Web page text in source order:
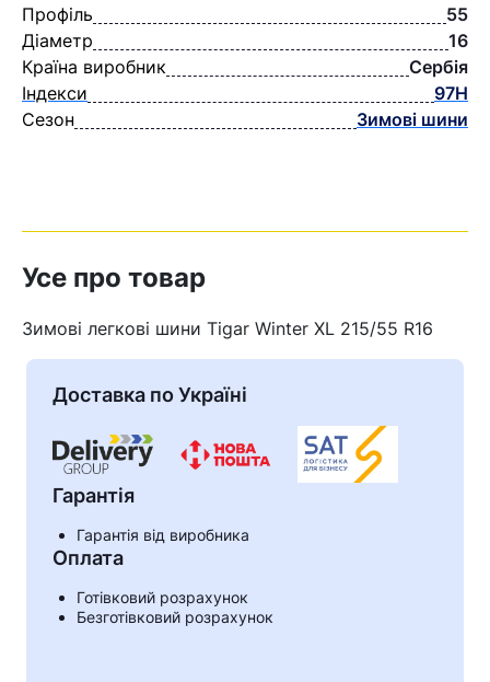
Кошик
Профіль
55
Діаметр
16
Країна виробник
Сербія
Індекси
97H
Сезон
Зимові шини
Усе про товар
Зимові легкові шини Tigar Winter XL 215/55 R16
Доставка по Україні
Гарантія
Гарантія від виробника
Оплата
Готівковий розрахунок
Безготівковий розрахунок